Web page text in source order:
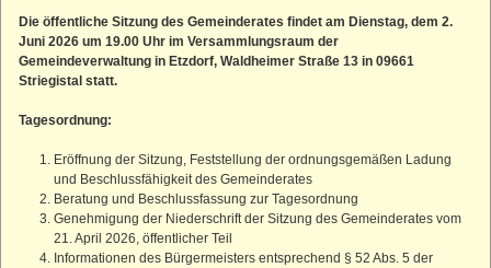
Straußenhof
Kleiner Lichtenstein
Kleines Striegistal
Großes Striegistal
Die öffentliche Sitzung des Gemeinderates findet am Dienstag, dem 2.
Juni 2026 um 19.00 Uhr im Versammlungsraum der
Gemeindeverwaltung in Etzdorf, Waldheimer Straße 13 in 09661
Striegistal statt.
Tagesordnung:
Eröffnung der Sitzung, Feststellung der ordnungsgemäßen Ladung
und Beschlussfähigkeit des Gemeinderates
Beratung und Beschlussfassung zur Tagesordnung
Genehmigung der Niederschrift der Sitzung des Gemeinderates vom
21. April 2026, öffentlicher Teil
Informationen des Bürgermeisters entsprechend § 52 Abs. 5 der